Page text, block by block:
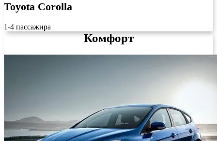
Toyota Corolla
1-4 пассажира
Комфорт